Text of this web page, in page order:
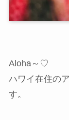
Aloha～♡
ハワイ在住の
す。